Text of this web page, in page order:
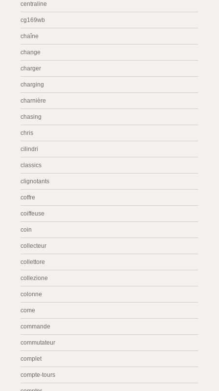
centraline
cg169wb
chaîne
change
charger
charging
charnière
chasing
chris
cilindri
classics
clignotants
coffre
coiffeuse
coin
collecteur
collettore
collezione
colonne
come
commande
commutateur
complet
compte-tours